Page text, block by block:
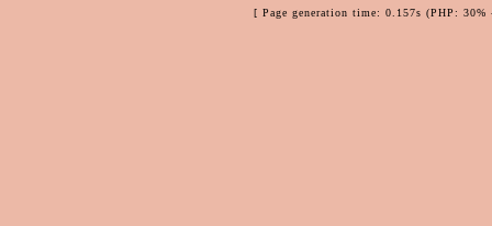
[ Page generation time: 0.157s (PHP: